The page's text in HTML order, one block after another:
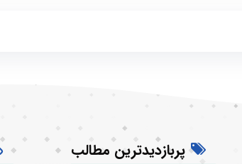
پربازدیدترین مطالب